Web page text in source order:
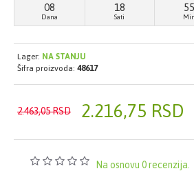
Na osnovu 0 recenzija.
08
Dana
18
Sati
55
Min
2.216,75 RSD
2.463,05 RSD
Lager: NA STANJU
Šifra proizvoda: 48617